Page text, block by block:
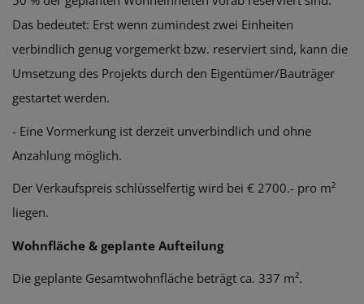
Das bedeutet: Erst wenn zumindest zwei Einheiten
verbindlich genug vorgemerkt bzw. reserviert sind, kann die
Umsetzung des Projekts durch den Eigentümer/Bauträger
gestartet werden.
- Eine Vormerkung ist derzeit unverbindlich und ohne
Anzahlung möglich.
Der Verkaufspreis schlüsselfertig wird bei € 2700.- pro m²
liegen.
Wohnfläche & geplante Aufteilung
Die geplante Gesamtwohnfläche beträgt ca. 337 m².